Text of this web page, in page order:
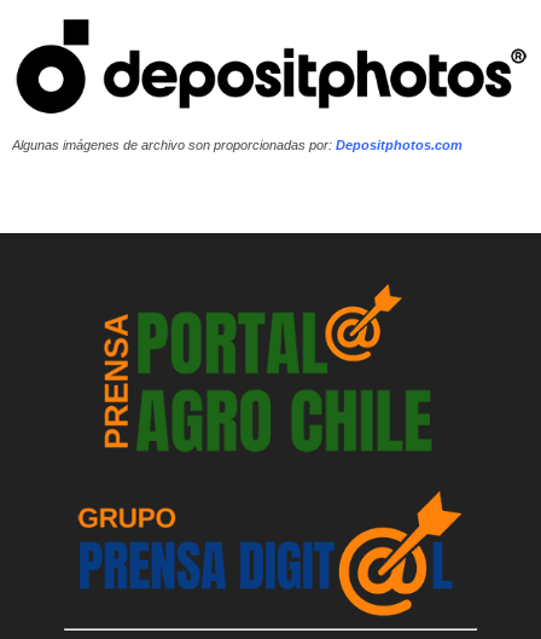
Algunas imágenes de archivo son proporcionadas por: Depositphotos.com